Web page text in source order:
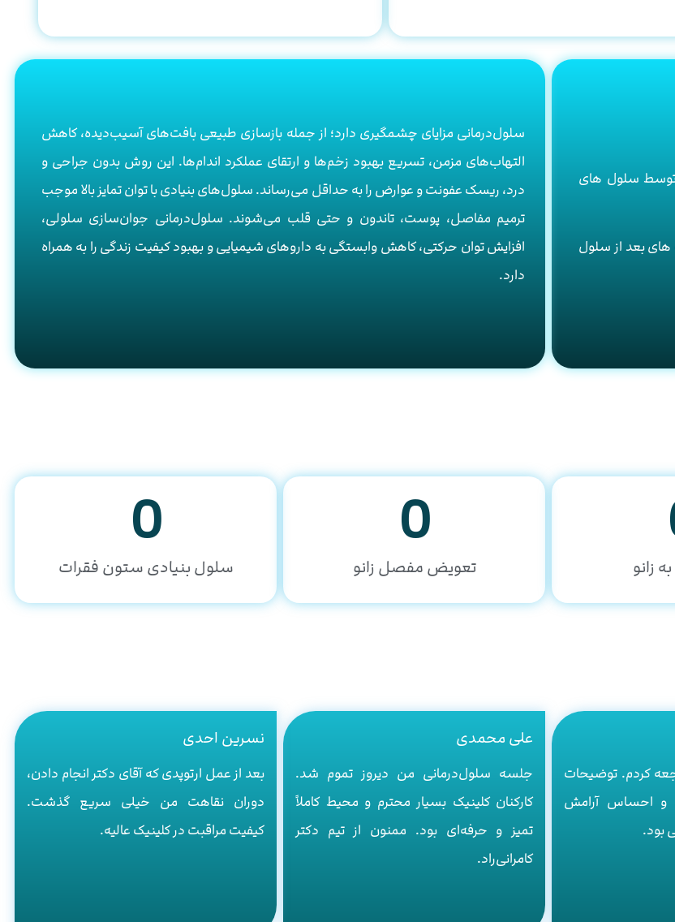
توسط سلول های
های بعد از سلول
سلول‌درمانی مزایای چشمگیری دارد؛ از جمله بازسازی طبیعی بافت‌های آسیب‌دیده، کاهش
التهاب‌های مزمن، تسریع بهبود زخم‌ها و ارتقای عملکرد اندام‌ها. این روش بدون جراحی و
درد، ریسک عفونت و عوارض را به حداقل می‌رساند. سلول‌های بنیادی با توان تمایز بالا موجب
ترمیم مفاصل، پوست، تاندون و حتی قلب می‌شوند. سلول‌درمانی جوان‌سازی سلولی،
افزایش توان حرکتی، کاهش وابستگی به داروهای شیمیایی و بهبود کیفیت زندگی را به همراه
دارد.
تعویض مفصل زانو
0
سلول بنیادی ستون فقرات
0
کردم. توضیحات
و احساس آرامش
بود.
علی محمدی
جلسه سلول‌درمانی من دیروز تموم شد.
کارکنان کلینیک بسیار محترم و محیط کاملاً
تمیز و حرفه‌ای بود. ممنون از تیم دکتر
کامرانی‌راد.
نسرین احدی
بعد از عمل ارتوپدی که آقای دکتر انجام دادن،
دوران نقاهت من خیلی سریع گذشت.
کیفیت مراقبت در کلینیک عالیه.